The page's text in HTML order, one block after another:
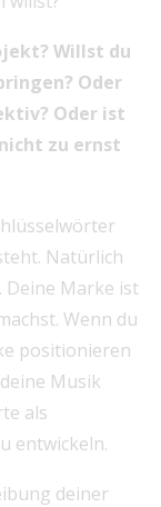
Willst du
Oder
Oder ist
zu ernst
Natürlich
Deine Marke ist
Wenn du
positionieren
Musik
als
entwickeln.
deiner